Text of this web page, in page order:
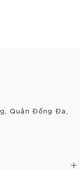
Quận Đống Đa,